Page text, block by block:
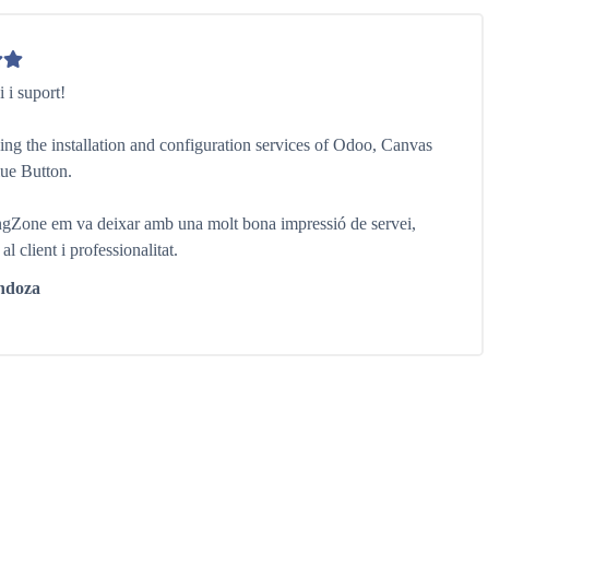
i suport!
the installation and configuration services of Odoo, Canvas
Button.
em va deixar amb una molt bona impressió de servei,
client i professionalitat.